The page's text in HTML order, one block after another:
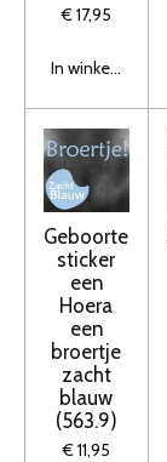
€ 17,95
In winkelwagen
Geboorte
sticker
een
Hoera
een
broertje
zacht
blauw
(563.9)
€ 11,95